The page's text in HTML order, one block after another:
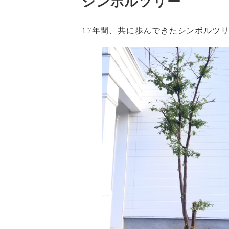
17年間、共に歩んできたシンボルツ